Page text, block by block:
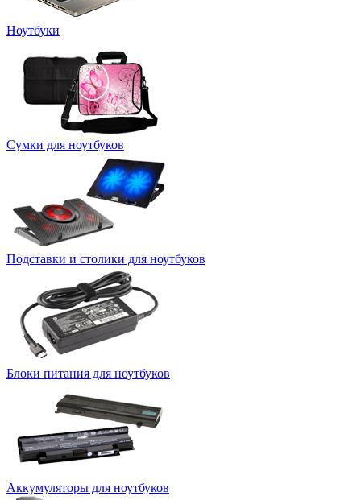
Ноутбуки
Сумки для ноутбуков
Подставки и столики для ноутбуков
Блоки питания для ноутбуков
Аккумуляторы для ноутбуков